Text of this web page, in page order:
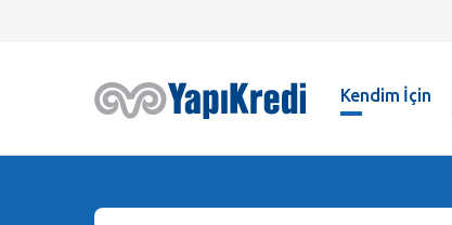
Kendim İçin